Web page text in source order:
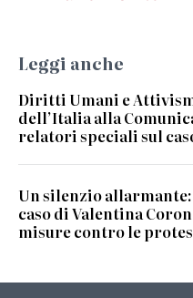
Leggi anche
Diritti Umani e
dell’Italia alla
relatori speciali sul
Un silenzio
caso di Valentina
misure contro le